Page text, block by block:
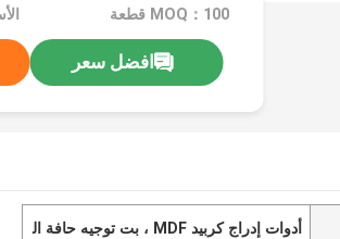
MOQ：100 قطعة
افضل سعر
أدوات إدراج كربيد MDF ، بت توجيه حافة ال